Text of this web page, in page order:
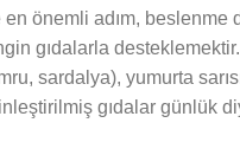
en önemli adım, beslenme
gıdalarla desteklemektir.
sardalya), yumurta
gıdalar günlük